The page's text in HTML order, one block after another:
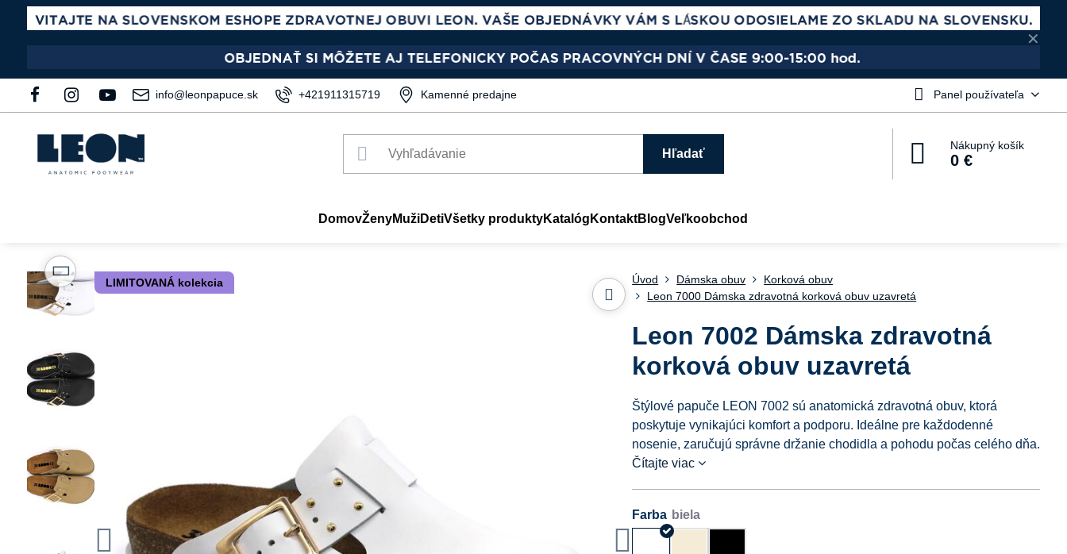
✕
info@leonpapuce.sk +421911315719 Kamenné predajne Panel používateľa
Hľadať
Nákupný košík
0 €
DomovŽenyMužiDetiVšetky produktyKatalóg KontaktBlogVeľkoobchod
LIMITOVANÁ kolekcia Úvod Dámska obuv
Korková obuv
Leon 7000 Dámska zdravotná korková obuv uzavretá
Leon 7002 Dámska zdravotná
korková obuv uzavretá
Štýlové papuče LEON 7002 sú anatomická zdravotná obuv, ktorá
poskytuje vynikajúci komfort a podporu. Ideálne pre každodenné
nosenie, zaručujú správne držanie chodidla a pohodu počas celého dňa.
Čítajte viac
Farba